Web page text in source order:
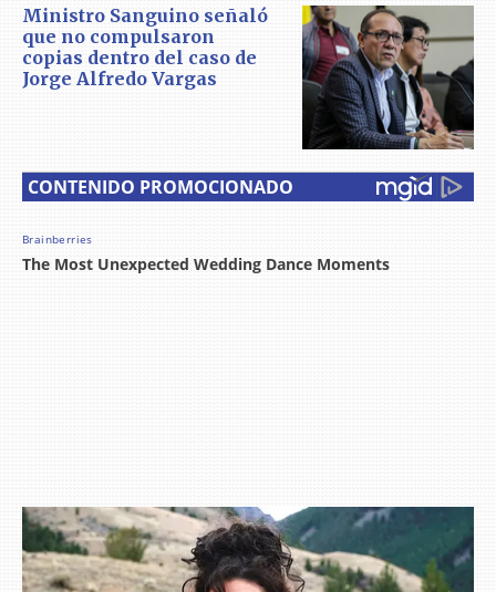
Ministro Sanguino señaló
que no compulsaron
copias dentro del caso de
Jorge Alfredo Vargas